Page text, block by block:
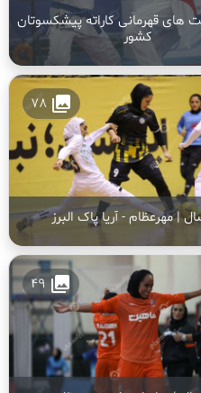
های قهرمانی کاراته پیشکسوتان
کشور
| مهرعظام - آریا پاک البرز
collections
78
collections